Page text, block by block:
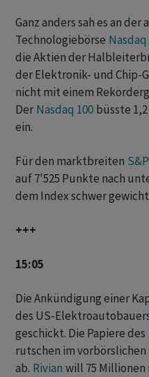
Ganz anders sah es an
Technologiebörse Nasdaq
die Aktien der
der Elektronik- und Chip-
nicht mit einem
Der Nasdaq 100 büsste
ein.
Für den marktbreiten
auf 7'525 Punkte nach
dem Index schwer
+++
15:05
Die Ankündigung einer
des US-
geschickt. Die Papiere des
rutschen im
ab. Rivian will 75 Millionen